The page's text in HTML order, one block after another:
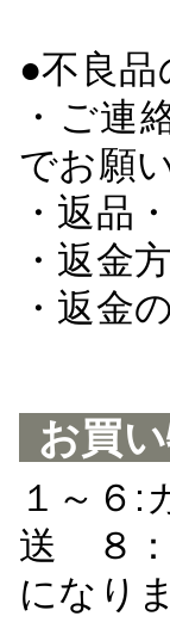
●不良
・ご連
でお願
・返品
・返金
・返金
お買
１～６:
送 ８：
になり